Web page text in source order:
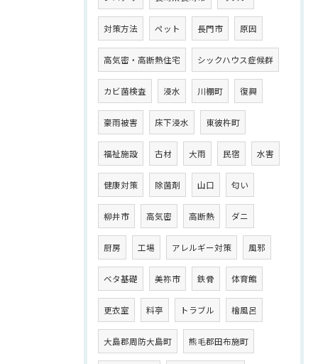
対策方法 ペット 長門市 原因
高気密・高断熱住宅 シックハウス症候群
カビ菌検査 浸水 川棚町 復興
豪雨被害 床下浸水 東彼杵町
福祉施設 古材 大雨 民宿 水害
健康対策 除菌剤 山口 匂い
柳井市 高気密 高断熱 ダニ
厨房 工場 アレルギー対策 風邪
ベタ基礎 美祢市 鉄骨 体育館
更衣室 料亭 トラブル 檜風呂
大島郡周防大島町 熊毛郡田布施町